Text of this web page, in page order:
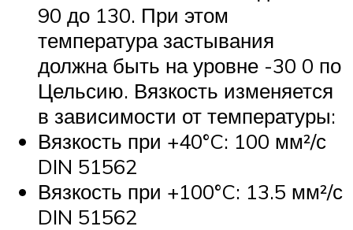
90 до 130. При этом
температура застывания
должна быть на уровне -30 0 по
Цельсию. Вязкость изменяется
в зависимости от температуры:
Вязкость при +40°C: 100 мм²/с
DIN 51562
Вязкость при +100°C: 13.5 мм²/с
DIN 51562